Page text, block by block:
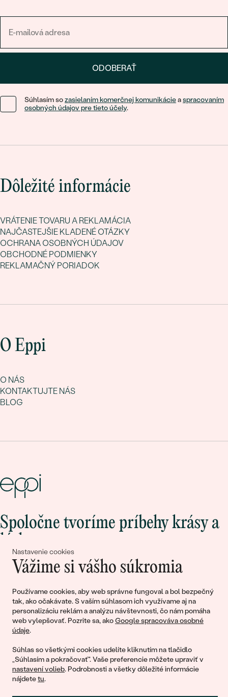
Nastavenie cookies
Vážime si vášho súkromia
Používame cookies, aby web správne fungoval a bol bezpečný
tak, ako očakávate. S vaším súhlasom ich využívame aj na
personalizáciu reklám a analýzu návštevnosti, čo nám pomáha
web vylepšovať. Pozrite sa, akoGoogle spracováva osobné
údaje.
Súhlas so všetkými cookies udelíte kliknutím na tlačidlo
„Súhlasím a pokračovať". Vaše preferencie môžete upraviť v
nastavení volieb. Podrobnosti a všetky dôležité informácie
nájdetetu.
ODOBERAŤ
Súhlasím sozasielaním komerčnej komunikácieaspracovaním
osobných údajov pre tieto účely.
Dôležité informácie
VRÁTENIE TOVARU A REKLAMÁCIA
NAJČASTEJŠIE KLADENÉ OTÁZKY
OCHRANA OSOBNÝCH ÚDAJOV
OBCHODNÉ PODMIENKY
REKLAMAČNÝ PORIADOK
O Eppi
O NÁS
KONTAKTUJTE NÁS
BLOG
Spoločne tvoríme príbehy krásy a
Pripojte sa k nám!
© 2011 - 2026, Eppi.sk